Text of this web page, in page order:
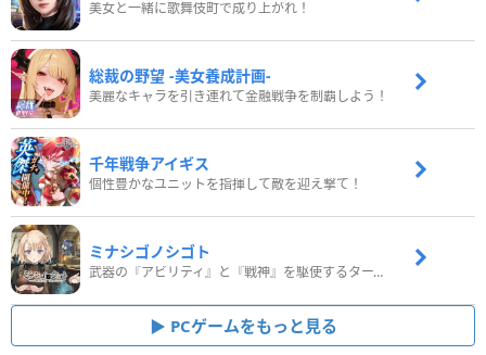
美女と一緒に歌舞伎町で成り上がれ！
総裁の野望 -美女養成計画-
美麗なキャラを引き連れて金融戦争を制覇しよう！
千年戦争アイギス
個性豊かなユニットを指揮して敵を迎え撃て！
ミナシゴノシゴト
武器の『アビリティ』と『戦神』を駆使するターン制コマンドバトルRPG！
PCゲームをもっと見る